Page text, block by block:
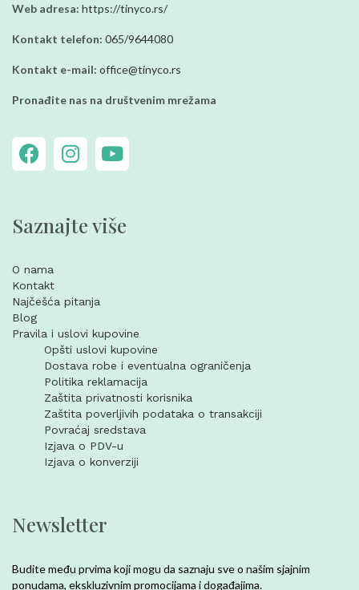
Web adresa: https://tinyco.rs/
Kontakt telefon: 065/9644080
Kontakt e-mail: office@tinyco.rs
Pronađite nas na društvenim mrežama
Saznajte više
O nama
Kontakt
Najčešća pitanja
Blog
Pravila i uslovi kupovine
Opšti uslovi kupovine
Dostava robe i eventualna ograničenja
Politika reklamacija
Zaštita privatnosti korisnika
Zaštita poverljivih podataka o transakciji
Povraćaj sredstava
Izjava o PDV-u
Izjava o konverziji
Newsletter
Budite među prvima koji mogu da saznaju sve o našim sjajnim
ponudama, ekskluzivnim promocijama i događajima.